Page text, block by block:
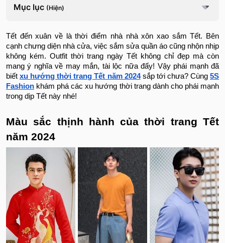
Mục lục (Hiện)
Tết đến xuân về là thời điểm nhà nhà xôn xao sắm Tết. Bên
cạnh chưng diện nhà cửa, việc sắm sửa quần áo cũng nhộn nhịp
không kém. Outfit thời trang ngày Tết không chỉ đẹp mà còn
mang ý nghĩa về may mắn, tài lộc nữa đấy! Vậy phái mạnh đã
biếtxu hướng thời trang Tết năm 2024sắp tới chưa? Cùng5S
Fashion khám phá các xu hướng thời trang dành cho phái mạnh
trong dịp Tết này nhé!
Màu sắc thịnh hành của thời trang Tết
năm 2024